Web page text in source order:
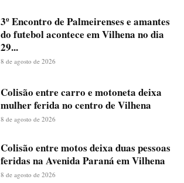
3º Encontro de Palmeirenses e amantes
do futebol acontece em Vilhena no dia
29...
8 de agosto de 2026
Colisão entre carro e motoneta deixa
mulher ferida no centro de Vilhena
8 de agosto de 2026
Colisão entre motos deixa duas pessoas
feridas na Avenida Paraná em Vilhena
8 de agosto de 2026